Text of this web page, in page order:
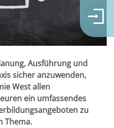
Ausführung und
sicher anzuwenden,
West allen
ein umfassendes
zu
Thema.